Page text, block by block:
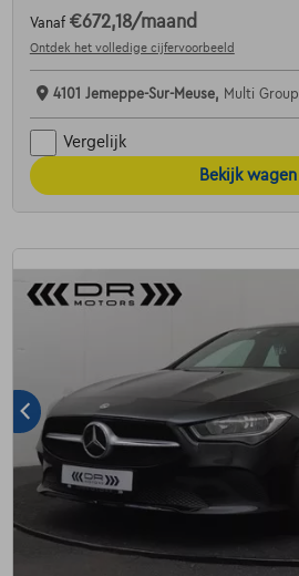
Vanaf €672,18/maand
Ontdek het volledige cijfervoorbeeld
4101 Jemeppe-Sur-Meuse, Multi Group
Vergelijk
Bekijk wagen